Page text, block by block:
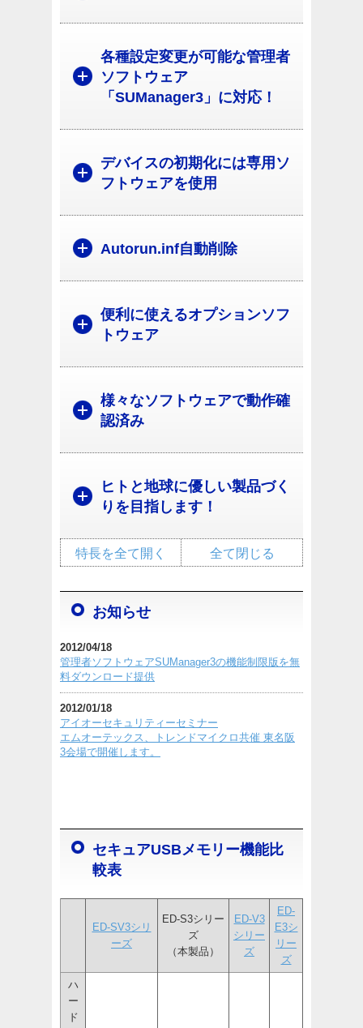
各種設定変更が可能な管理者
ソフトウェア
「SUManager3」に対応！
デバイスの初期化には専用ソ
フトウェアを使用
Autorun.inf自動削除
便利に使えるオプションソフ
トウェア
様々なソフトウェアで動作確
認済み
ヒトと地球に優しい製品づく
りを目指します！
全て閉じる
特長を全て開く
お知らせ
2012/04/18
管理者ソフトウェアSUManager3の機能制限版を無
料ダウンロード提供
2012/01/18
アイオーセキュリティーセミナー
エムオーテックス、トレンドマイクロ共催 東名阪
3会場で開催します。
セキュアUSBメモリー機能比
較表
ED-SV3シリ
ーズ
ED-S3シリー
ズ
（本製品）
ED-V3
シリー
ズ
ED-
E3シ
リー
ズ
ハ
ー
ド